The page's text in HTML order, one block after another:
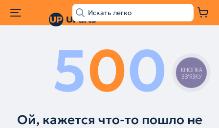
500
Ой, кажется что-то пошло не
КНОПКА
ЗВ'ЯЗКУ